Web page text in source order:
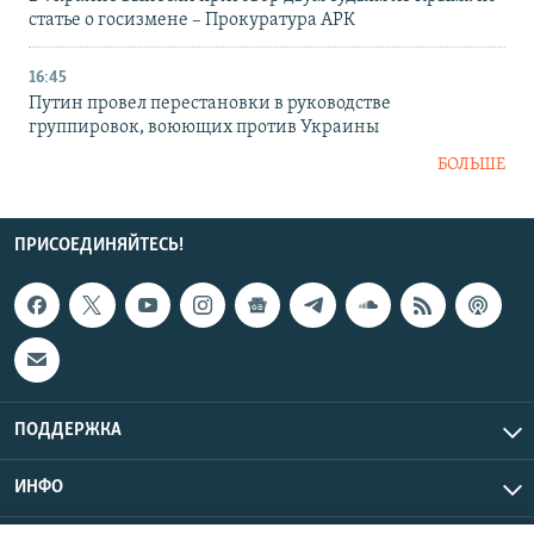
статье о госизмене – Прокуратура АРК
16:45
Путин провел перестановки в руководстве
группировок, воюющих против Украины
БОЛЬШЕ
ПРИСОЕДИНЯЙТЕСЬ!
ПОДДЕРЖКА
ИНФО